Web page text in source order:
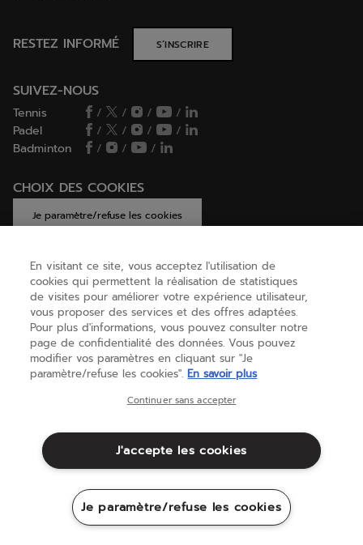
RESTEZ INFORMÉ S’INSCRIRE
SUIVEZ-NOUS
Tennis / / /
/
Padel
/ / /
/
Badminton
/ / /
CHOIX DES COOKIES
Je paramètre/refuse les cookies
AIDE
A PROPOS
(français)
Mentions Légales
Cookies
Sitemap
©Babolat
En visitant ce site, vous acceptez l'utilisation de
cookies qui permettent la réalisation de statistiques
de visites pour améliorer votre expérience utilisateur,
vous proposer des services et des offres adaptées.
Pour plus d'informations, vous pouvez consulter notre
page de confidentialité des données. Vous pouvez
modifier vos paramètres en cliquant sur "Je
paramètre/refuse les cookies". En savoir plus
Continuer sans accepter
J'accepte les cookies
Je paramètre/refuse les cookies